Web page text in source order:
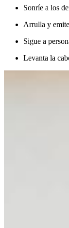
Sonríe a los
Arrulla y
Sigue a
Levanta la